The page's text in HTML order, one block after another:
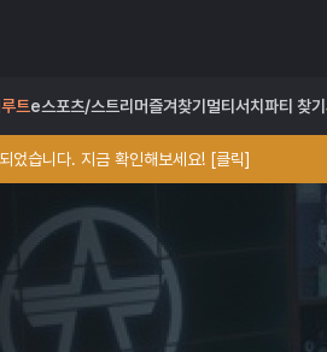
루트e스포츠/스트리머즐겨찾기 멀티서치 파티 찾기
었습니다. 지금 확인해보세요! [클릭]